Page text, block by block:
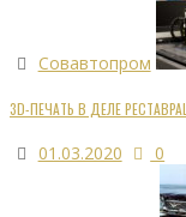
Совавтопром
3D-ПЕЧАТЬ В ДЕЛЕ
01.03.2020 0